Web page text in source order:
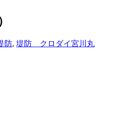
防, 堤防 クロダイ宮川丸